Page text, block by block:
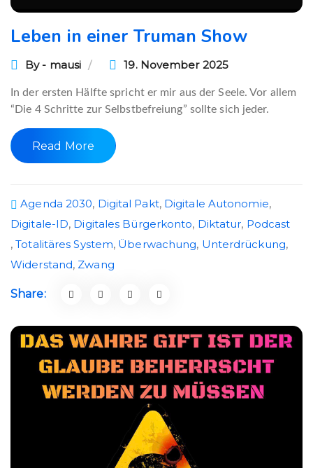
Leben in einer Truman Show
By - mausi 19. November 2025
In der ersten Hälfte spricht er mir aus der Seele. Vor allem
“Die 4 Schritte zur Selbstbefreiung” sollte sich jeder.
Read More
Agenda 2030, Digital Pakt, Digitale Autonomie,
Digitale-ID, Digitales Bürgerkonto, Diktatur, Podcast
,Totalitäres System, Überwachung, Unterdrückung,
Widerstand, Zwang
Share: